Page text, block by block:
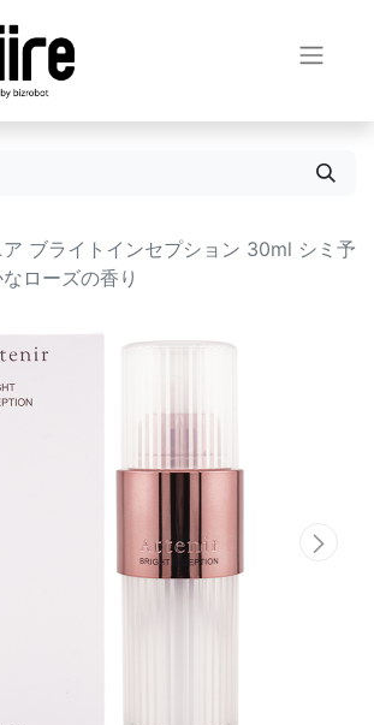
ブライトインセプション 30ml シミ予
ローズの香り